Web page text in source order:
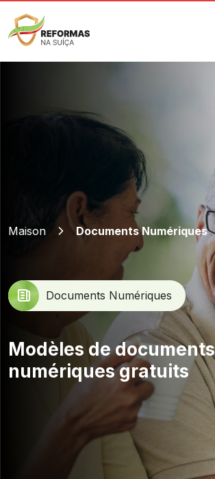
Comment ça fonctionne?
Entreprise
Services
FAQs
Maison Documents Numériques
Documents Numériques
Modèles de documents
numériques gratuits